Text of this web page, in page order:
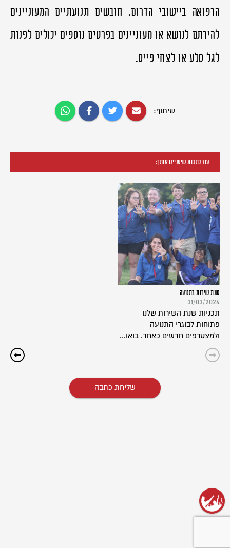
הרפואה ביישובי הדרום. חובשים תנועתיים המעוניינים
להירתם לנושא או מעוניינים בפרטים נוספים יכולים לפנות
לגל סלע או לצחי פייס.
שיתוף:
עוד כתבות שיעניינו אותך:
שנת שירות בתנועה
31/03/2024
תכניות שנת השירות שלנו
פתוחות לבוגרי התנועה
ולמצטרפים חדשים כאחד. בואו...
שליחת כתבה